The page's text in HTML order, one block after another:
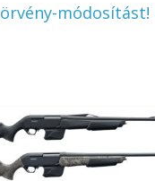
módosítást!